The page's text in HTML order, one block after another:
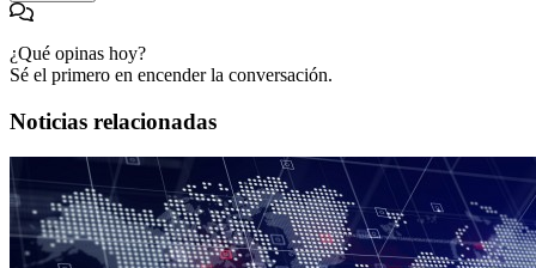
¿Qué opinas hoy?
Sé el primero en encender la conversación.
Noticias relacionadas